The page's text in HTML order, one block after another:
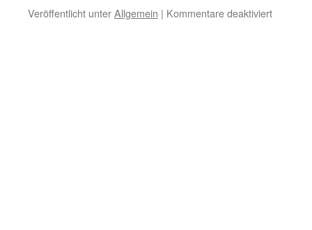
Veröffentlicht unterAllgemein | Kommentare deaktiviertfür